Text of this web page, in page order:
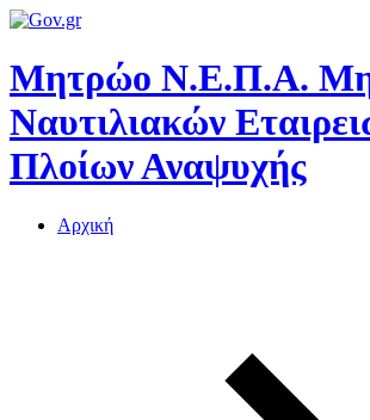
Μητρώο Ν.Ε.Π.Α.
Ναυτιλιακών
Πλοίων Αναψυχής
Αρχική